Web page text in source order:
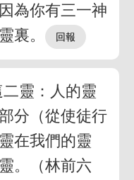
為你有三一神
裏。
靈：人的靈
分（從使徒行
在我們的靈
。（林前六